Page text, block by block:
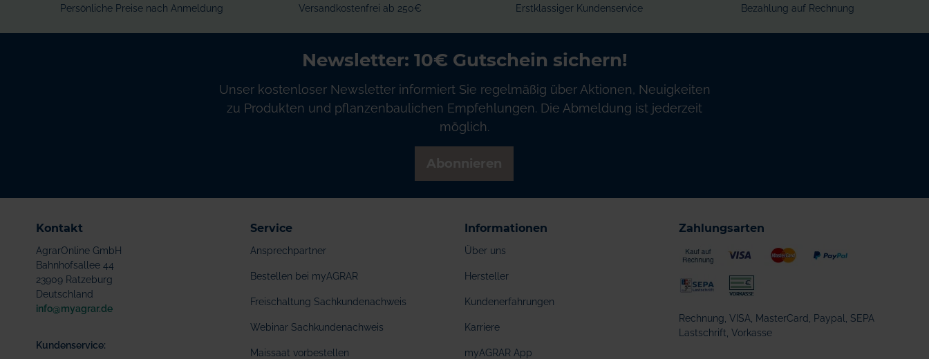
Persönliche Preise nach Anmeldung Versandkostenfrei ab 250€ Erstklassiger Kundenservice Bezahlung auf Rechnung
Newsletter: 10€ Gutschein sichern!
Unser kostenloser Newsletter informiert Sie regelmäßig über Aktionen, Neuigkeiten
zu Produkten und pflanzenbaulichen Empfehlungen. Die Abmeldung ist jederzeit
möglich.
Kontakt
AgrarOnline GmbH
Bahnhofsallee 44
23909 Ratzeburg
Deutschland
info@myagrar.de
Kundenservice:
Service
Ansprechpartner
Bestellen bei myAGRAR
Freischaltung Sachkundenachweis
Webinar Sachkundenachweis
Maissaat vorbestellen
Informationen
Über uns
Hersteller
Kundenerfahrungen
Karriere
myAGRAR App
Zahlungsarten
Rechnung, VISA, MasterCard, Paypal, SEPA
Lastschrift, Vorkasse